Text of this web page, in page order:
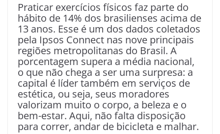
Praticar exercícios físicos faz parte do
hábito de 14% dos brasilienses acima de
13 anos. Esse é um dos dados coletados
pela Ipsos Connect nas nove principais
regiões metropolitanas do Brasil. A
porcentagem supera a média nacional,
o que não chega a ser uma surpresa: a
capital é líder também em serviços de
estética, ou seja, seus moradores
valorizam muito o corpo, a beleza e o
bem-estar. Aqui, não falta disposição
para correr, andar de bicicleta e malhar.